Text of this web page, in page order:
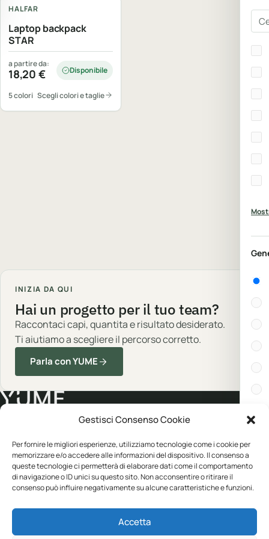
Gestisci Consenso Cookie
Per fornire le migliori esperienze, utilizziamo tecnologie come i cookie per
memorizzare e/o accedere alle informazioni del dispositivo. Il consenso a
queste tecnologie ci permetterà di elaborare dati come il comportamento
di navigazione o ID unici su questo sito. Non acconsentire o ritirare il
consenso può influire negativamente su alcune caratteristiche e funzioni.
Accetta
In
HALFAR
Laptop backpack
STAR
a partire da:
18,20 € Disponibile
5 colori Scegli colori e taglie
INIZIA DA QUI
Hai un progetto per il tuo team?
Raccontaci capi, quantita e risultato desiderato.
Ti aiutiamo a scegliere il percorso corretto.
Parla con YUME
Abbigliamento professionale, neutro o
personalizzato.
Personalizzazione